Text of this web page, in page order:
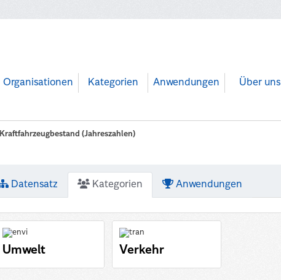
Organisationen Kategorien Anwendungen Über uns
Kraftfahrzeugbestand (Jahreszahlen)
Datensatz Kategorien Anwendungen
Umwelt Verkehr